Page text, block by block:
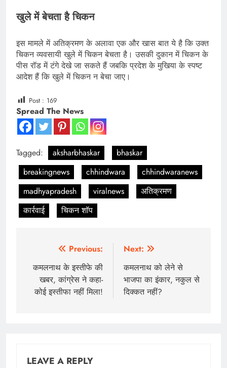
खुले में बेचता है चिकन
इस मामले में अतिक्रमण के अलावा एक और खास बात ये है कि उक्त
चिकन व्यवसायी खुले में चिकन बेचता है। उसकी दुकान में चिकन के
पीस रॉड में टंगे देखे जा सकते हैं जबकि प्रदेश के मुखिया के स्पष्ट
आदेश हैं कि खुले में चिकन न बेचा जाए।
Post : 169
Spread The News
Tagged: aksharbhaskar
bhaskar
breakingnews
chhindwara
chhindwaranews
madhyapradesh
viralnews
अतिक्रमण
कार्रवाई
चिकन शॉप
navigation
Previous:
कमलनाथ के इस्तीफे की
खबर, कांग्रेस ने कहा-
कोई इस्तीफा नहीं मिला!
Next:
कमलनाथ को लेने से
भाजपा का इंकार, नकुल से
दिक्कत नहीं?
LEAVE A REPLY